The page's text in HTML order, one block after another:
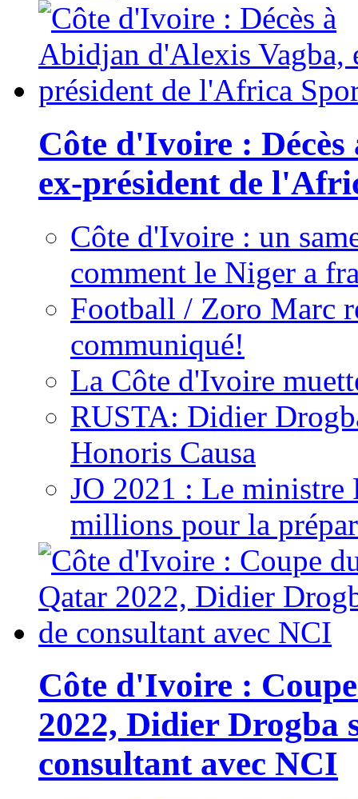
Côte d'Ivoire :
ex-président de
Côte d'Ivoire : un
comment le Niger a
Football / Zoro Marc
communiqué!
La Côte d'Ivoire
RUSTA: Didier
Honoris Causa
JO 2021 : Le ministre
millions pour la
Côte d'Ivoire :
2022, Didier Drogba
consultant avec NCI